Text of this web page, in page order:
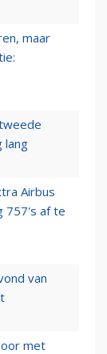
maar
lang
Airbus
757's af te
van
met